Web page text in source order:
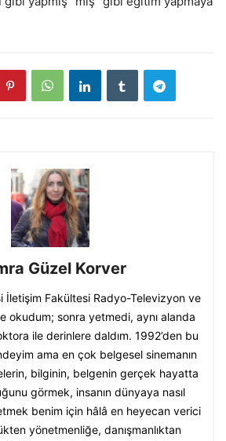
Güzel Korver
İletişim Fakültesi Radyo-Televizyon ve
okudum; sonra yetmedi, aynı alanda
ile derinlere daldım. 1992’den bu
ama en çok belgesel sinemanın
bilginin, belgenin gerçek hayatta
görmek, insanın dünyaya nasıl
benim için hâlâ en heyecan verici
yönetmenliğe, danışmanlıktan